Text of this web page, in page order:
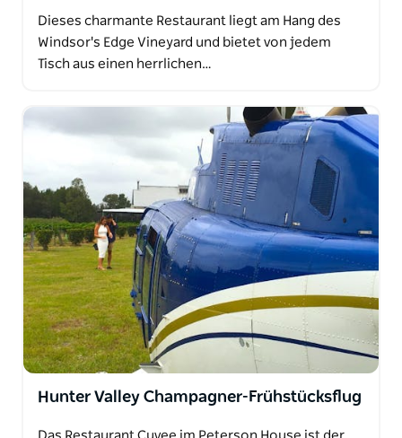
Dieses charmante Restaurant liegt am Hang des
Windsor's Edge Vineyard und bietet von jedem
Tisch aus einen herrlichen…
Hunter Valley Champagner-Frühstücksflug